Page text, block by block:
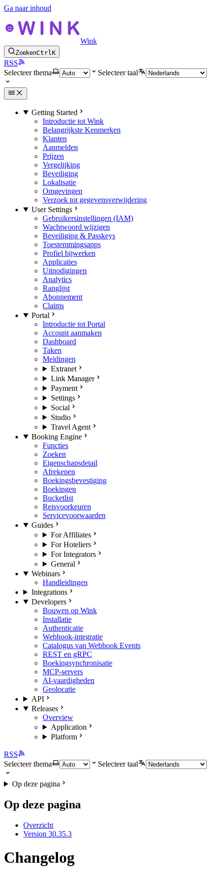
Ga naar inhoud
Wink
ZoekenCtrlK
RSS
Selecteer thema
Selecteer taal
Getting Started
Introductie tot Wink
Belangrijkste Kenmerken
Klanten
Aanmelden
Prijzen
Vergelijking
Beveiliging
Lokalisatie
Omgevingen
Verzoek tot gegevensverwijdering
User Settings
Gebruikersinstellingen (IAM)
Wachtwoord wijzigen
Beveiliging & Passkeys
Toestemmingsapps
Profiel bijwerken
Applicaties
Uitnodigingen
Analytics
Ranglijst
Abonnement
Claims
Portal
Introductie tot Portal
Account aanmaken
Dashboard
Taken
Meldingen
Extranet
Link Manager
Payment
Settings
Social
Studio
Travel Agent
Booking Engine
Functies
Zoeken
Eigenschapsdetail
Afrekenen
Boekingsbevestiging
Boekingen
Bucketlist
Reisvoorkeuren
Servicevoorwaarden
Guides
For Affiliates
For Hoteliers
For Integrators
General
Webinars
Handleidingen
Integrations
Developers
Bouwen op Wink
Installatie
Authenticatie
Webhook-integratie
Catalogus van Webhook Events
REST en gRPC
Boekingsynchronisatie
MCP-servers
AI-vaardigheden
Geolocatie
API
Releases
Overview
Application
Platform
RSS
Selecteer thema
Selecteer taal
Op deze pagina
Op deze pagina
Overzicht
Version 30.35.3
Changelog